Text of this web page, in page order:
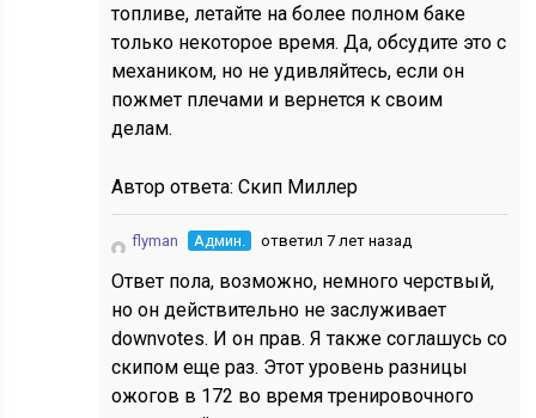
топливе, летайте на более полном баке
только некоторое время. Да, обсудите это с
механиком, но не удивляйтесь, если он
пожмет плечами и вернется к своим
делам.
Автор ответа:Скип Миллер
flyman Админ. ответил 7 лет назад
Ответ пола, возможно, немного черствый,
но он действительно не заслуживает
downvotes. И он прав. Я также соглашусь со
скипом еще раз. Этот уровень разницы
ожогов в 172 во время тренировочного